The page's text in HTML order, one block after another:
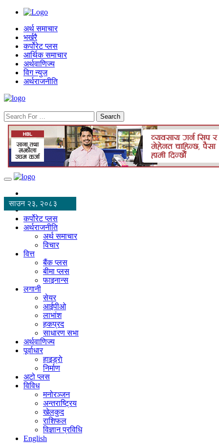
अर्थ समाचार
भर्खरै
कर्पोरेट प्लस
आर्थिक समाचार
अर्थवाणिज्य
विग न्युज
अर्थराजनीति
Search
साउन २३, २०८३
कर्पोरेट प्लस
अर्थराजनीति
अर्थ समाचार
विचार
वित्त
बैंक प्लस
बीमा प्लस
फाइनान्स
लगानी
सेयर
आईपीओ
लाभांश
हकप्रद
साधारण सभा
अर्थवाणिज्य
पूर्वाधार
हाइड्राे
निर्माण
अटो प्लस
विविध
मनोरञ्जन
अन्तराष्ट्रिय
खेलकुद
राशिफल
विज्ञान प्रविधि
English